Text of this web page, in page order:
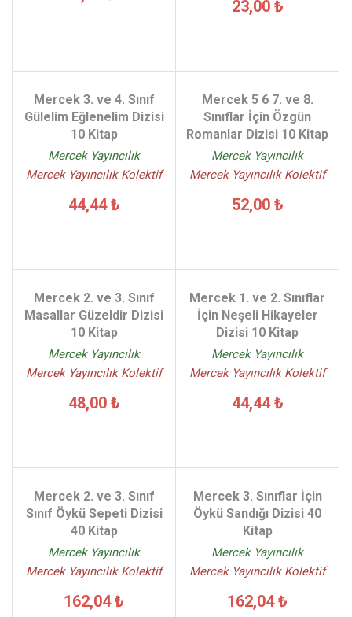
23,00 ₺
Mercek 3. ve 4. Sınıf
Gülelim Eğlenelim Dizisi
10 Kitap
Mercek Yayıncılık
Mercek Yayıncılık Kolektif
44,44 ₺
Mercek 5 6 7. ve 8.
Sınıflar İçin Özgün
Romanlar Dizisi 10 Kitap
Mercek Yayıncılık
Mercek Yayıncılık Kolektif
52,00 ₺
Mercek 2. ve 3. Sınıf
Masallar Güzeldir Dizisi
10 Kitap
Mercek Yayıncılık
Mercek Yayıncılık Kolektif
48,00 ₺
Mercek 1. ve 2. Sınıflar
İçin Neşeli Hikayeler
Dizisi 10 Kitap
Mercek Yayıncılık
Mercek Yayıncılık Kolektif
44,44 ₺
Mercek 2. ve 3. Sınıf
Sınıf Öykü Sepeti Dizisi
40 Kitap
Mercek Yayıncılık
Mercek Yayıncılık Kolektif
162,04 ₺
Mercek 3. Sınıflar İçin
Öykü Sandığı Dizisi 40
Kitap
Mercek Yayıncılık
Mercek Yayıncılık Kolektif
162,04 ₺